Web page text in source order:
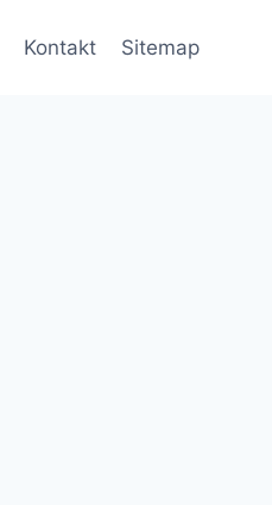
Kontakt Sitemap